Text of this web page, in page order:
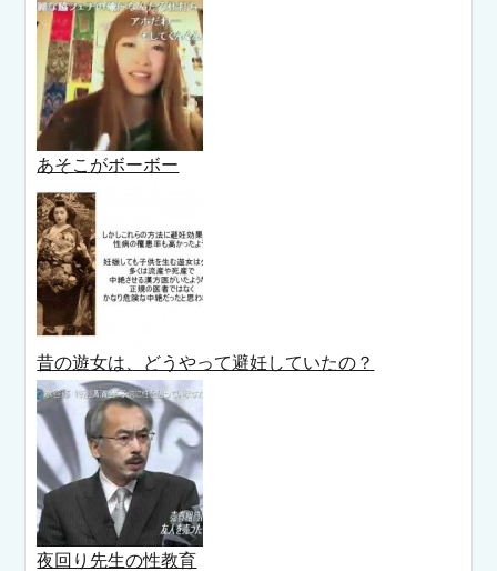
あそこがボーボー
昔の遊女は、どうやって避妊していたの？
夜回り先生の性教育